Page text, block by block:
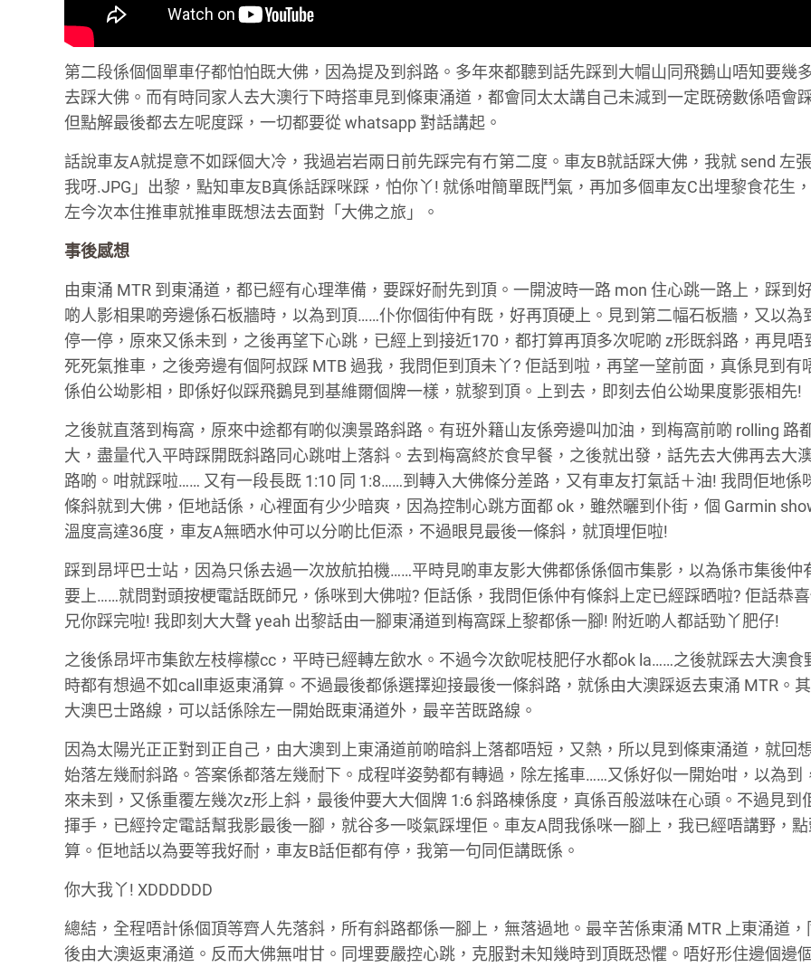
第二段係個個單車仔都怕怕既大佛，因為提及到斜路。多年來都聽到話先踩到大帽山同飛鵝山唔知要幾
去踩大佛。而有時同家人去大澳行下時搭車見到條東涌道，都會同太太講自己未減到一定既磅數係唔會
但點解最後都去左呢度踩，一切都要從 whatsapp 對話講起。
話說車友A就提意不如踩個大冷，我過岩岩兩日前先踩完有冇第二度。車友B就話踩大佛，我就 send 左
我呀.JPG」出黎，點知車友B真係話踩咪踩，怕你丫! 就係咁簡單既鬥氣，再加多個車友C出埋黎食花生
左今次本住推車就推車既想法去面對「大佛之旅」。
事後感想
由東涌 MTR 到東涌道，都已經有心理準備，要踩好耐先到頂。一開波時一路 mon 住心跳一路上，踩到
啲人影相果啲旁邊係石板牆時，以為到頂……仆你個街仲有既，好再頂硬上。見到第二幅石板牆，又以為
停一停，原來又係未到，之後再望下心跳，已經上到接近170，都打算再頂多次呢啲 z形既斜路，再見唔
死死氣推車，之後旁邊有個阿叔踩 MTB 過我，我問佢到頂未丫? 佢話到啦，再望一望前面，真係見到有
係伯公坳影相，即係好似踩飛鵝見到基維爾個牌一樣，就黎到頂。上到去，即刻去伯公坳果度影張相先!
之後就直落到梅窩，原來中途都有啲似澳景路斜路。有班外籍山友係旁邊叫加油，到梅窩前啲 rolling 路
大，盡量代入平時踩開既斜路同心跳咁上落斜。去到梅窩終於食早餐，之後就出發，話先去大佛再去大
路啲。咁就踩啦…… 又有一段長既 1:10 同 1:8……到轉入大佛條分差路，又有車友打氣話＋油! 我問佢地係
條斜就到大佛，佢地話係，心裡面有少少暗爽，因為控制心跳方面都 ok，雖然曬到仆街，個 Garmin
溫度高達36度，車友A無晒水仲可以分啲比佢添，不過眼見最後一條斜，就頂埋佢啦!
踩到昂坪巴士站，因為只係去過一次放航拍機……平時見啲車友影大佛都係係個市集影，以為係市集後仲
要上……就問對頭按梗電話既師兄，係咪到大佛啦? 佢話係，我問佢係仲有條斜上定已經踩晒啦? 佢話恭
兄你踩完啦! 我即刻大大聲 yeah 出黎話由一腳東涌道到梅窩踩上黎都係一腳! 附近啲人都話勁丫肥仔!
之後係昂坪市集飲左枝檸檬cc，平時已經轉左飲水。不過今次飲呢枝肥仔水都ok la……之後就踩去大澳食
時都有想過不如call車返東涌算。不過最後都係選擇迎接最後一條斜路，就係由大澳踩返去東涌 MTR。
大澳巴士路線，可以話係除左一開始既東涌道外，最辛苦既路線。
因為太陽光正正對到正自己，由大澳到上東涌道前啲暗斜上落都唔短，又熱，所以見到條東涌道，就回
始落左幾耐斜路。答案係都落左幾耐下。成程咩姿勢都有轉過，除左搖車……又係好似一開始咁，以為到
來未到，又係重覆左幾次z形上斜，最後仲要大大個牌 1:6 斜路棟係度，真係百般滋味在心頭。不過見到
揮手，已經拎定電話幫我影最後一腳，就谷多一啖氣踩埋佢。車友A問我係咪一腳上，我已經唔講野，
算。佢地話以為要等我好耐，車友B話佢都有停，我第一句同佢講既係。
你大我丫! XDDDDDD
總結，全程唔計係個頂等齊人先落斜，所有斜路都係一腳上，無落過地。最辛苦係東涌 MTR 上東涌道，
後由大澳返東涌道。反而大佛無咁甘。同埋要嚴控心跳，克服對未知幾時到頂既恐懼。唔好形住邊個邊